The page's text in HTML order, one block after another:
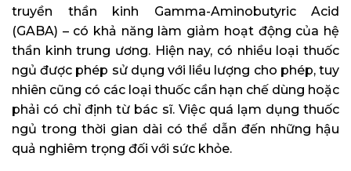
truyền thần kinh Gamma-Aminobutyric Acid
(GABA) – có khả năng làm giảm hoạt động của hệ
thần kinh trung ương. Hiện nay, có nhiều loại thuốc
ngủ được phép sử dụng với liều lượng cho phép, tuy
nhiên cũng có các loại thuốc cần hạn chế dùng hoặc
phải có chỉ định từ bác sĩ. Việc quá lạm dụng thuốc
ngủ trong thời gian dài có thể dẫn đến những hậu
quả nghiêm trọng đối với sức khỏe.